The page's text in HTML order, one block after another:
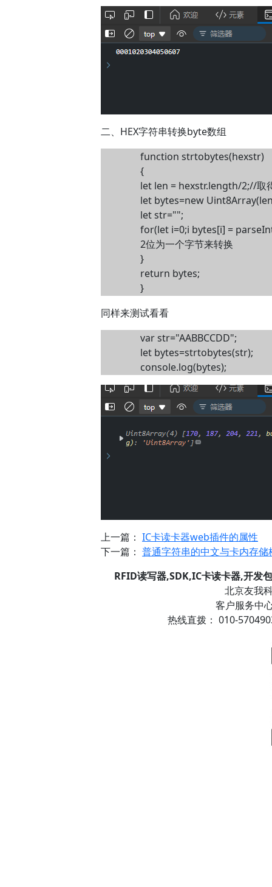
二、HEX字符串转换byte数组
function strtobytes(hexstr)
{
let len = hexstr.length/2;//取
let bytes=new
let str="";
for(let i=0;i bytes[i] =
2位为一个字节来转换
}
return bytes;
}
同样来测试看看
var str="AABBCCDD";
let bytes=strtobytes(str);
console.log(bytes);
上一篇： IC卡读卡器web插件的属性
下一篇： 普通字符串的中文与卡内存储
RFID读写器,SDK,IC卡读卡器,开发
北京友我
客户服务中
热线直拨： 010-